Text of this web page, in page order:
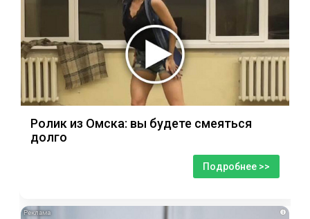
Ролик из Омска: вы будете смеяться
долго
Подробнее >>
i